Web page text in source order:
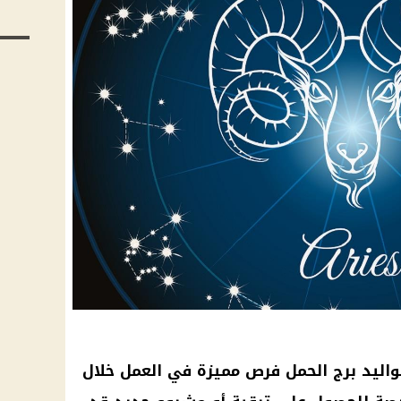
برج الحمل فرص مميزة في العمل خلال